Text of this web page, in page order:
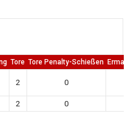
Tore Tore Penalty-Schießen
2 0
2 0